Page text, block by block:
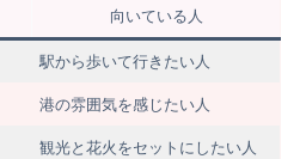
向いている人
駅から歩いて行きたい人
港の雰囲気を感じたい人
観光と花火をセットにしたい人